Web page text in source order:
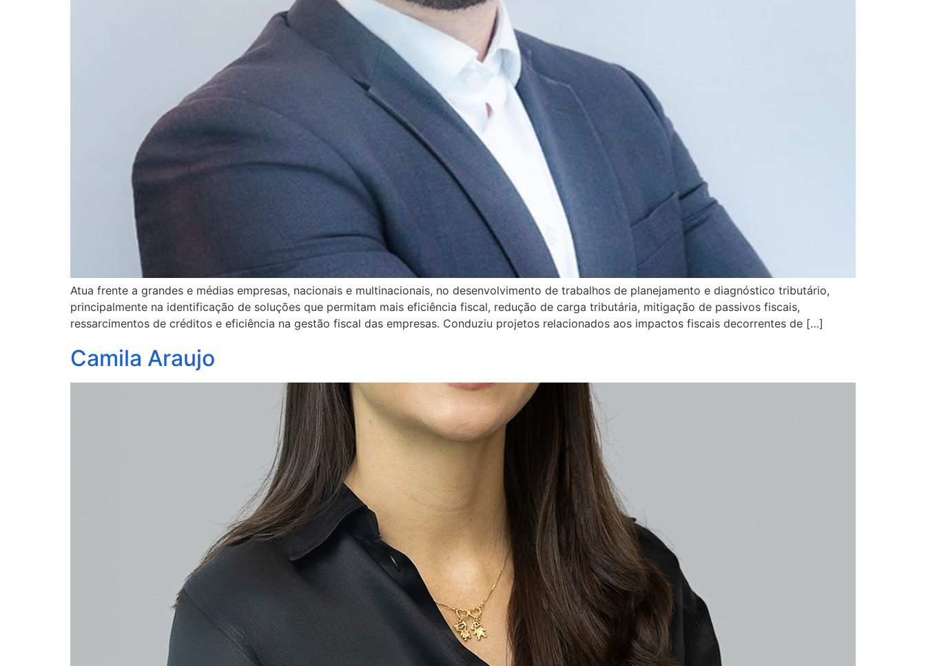
Atua frente a grandes e médias empresas, nacionais e multinacionais, no desenvolvimento de trabalhos de planejamento e diagnóstico tributário,
principalmente na identificação de soluções que permitam mais eficiência fiscal, redução de carga tributária, mitigação de passivos fiscais,
ressarcimentos de créditos e eficiência na gestão fiscal das empresas. Conduziu projetos relacionados aos impactos fiscais decorrentes de […]
Camila Araujo